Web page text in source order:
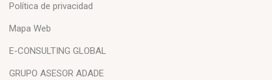
Política de privacidad
Mapa Web
E-CONSULTING GLOBAL
GRUPO ASESOR ADADE